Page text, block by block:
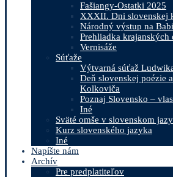
Fašiangy-Ostatki 2025
XXXII. Dni slovenskej
Národný výstup na
Prehliadka
Vernisáže
Súťaže
Výtvarná súťaž
Deň slovenskej poézie
Kolkoviča
Poznaj Slovensko –
Iné
Sväté omše v slovenskom
Kurz slovenského jazyka
Iné
Napíšte nám
Archív
Pre predplatiteľov